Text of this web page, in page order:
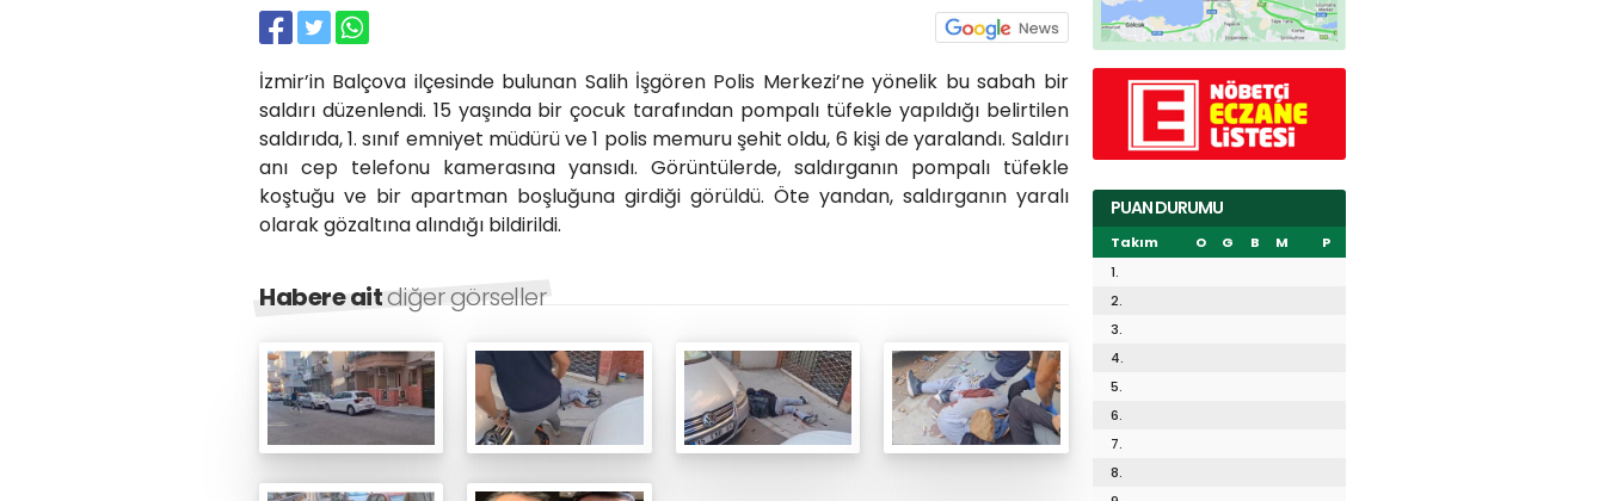
İzmir’in Balçova ilçesinde bulunan Salih İşgören Polis Merkezi’ne yönelik bu sabah bir
saldırı düzenlendi. 15 yaşında bir çocuk tarafından pompalı tüfekle yapıldığı belirtilen
saldırıda, 1. sınıf emniyet müdürü ve 1 polis memuru şehit oldu, 6 kişi de yaralandı. Saldırı
anı cep telefonu kamerasına yansıdı. Görüntülerde, saldırganın pompalı tüfekle
koştuğu ve bir apartman boşluğuna girdiği görüldü. Öte yandan, saldırganın yaralı
olarak gözaltına alındığı bildirildi.
Habere aitdiğer görseller
PUAN DURUMU
Takım O G B M
P
1.
2.
3.
4.
5.
6.
7.
8.